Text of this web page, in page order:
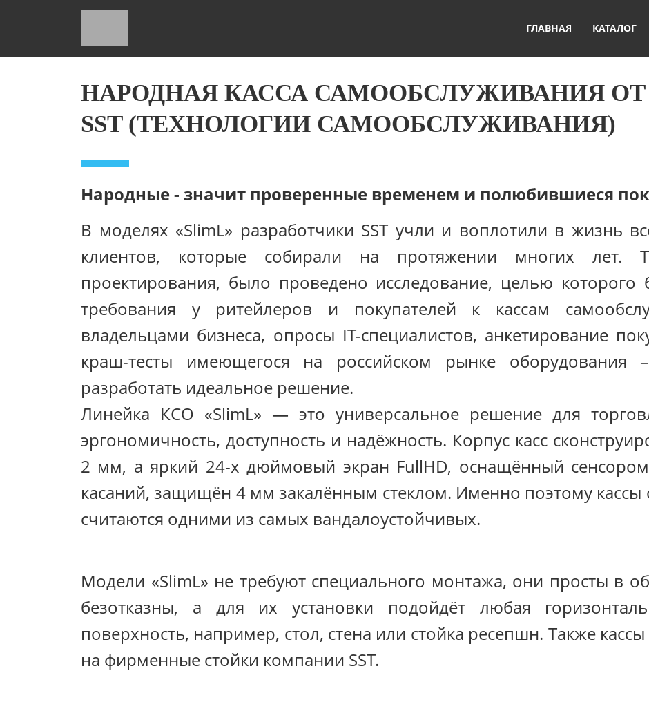
ГЛАВНАЯ КАТАЛОГ
НАРОДНАЯ КАССА САМООБСЛУЖИВАНИЯ
SST (ТЕХНОЛОГИИ САМООБСЛУЖИВАНИЯ)
Народные - значит проверенные временем и полюбившиеся
В моделях «SlimL» разработчики SST учли и воплотили в жизнь
клиентов, которые собирали на протяжении многих лет.
проектирования, было проведено исследование, целью которого
требования у ритейлеров и покупателей к кассам
владельцами бизнеса, опросы IT-специалистов, анкетирование
краш-тесты имеющегося на российском рынке оборудования
разработать идеальное решение.
Линейка КСО «SlimL» — это универсальное решение для
эргономичность, доступность и надёжность. Корпус касс
2 мм, а яркий 24-х дюймовый экран FullHD, оснащённый сенсором
касаний, защищён 4 мм закалённым стеклом. Именно поэтому кассы
считаются одними из самых вандалоустойчивых.
Модели «SlimL» не требуют специального монтажа, они просты в
безотказны, а для их установки подойдёт любая
поверхность, например, стол, стена или стойка ресепшн. Также
на фирменные стойки компании SST.